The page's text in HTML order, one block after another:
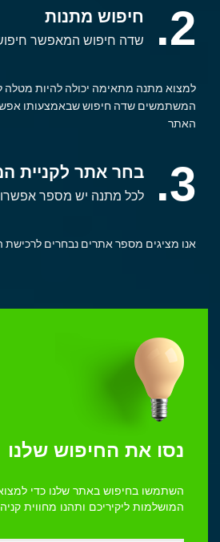
2. חיפוש מתנות
שדה חיפוש המאפשר
למצוא מתנה מתאימה יכולה להיות מטלה
המשתמשים שדה חיפוש שבאמצעותו
האתר
3. בחר אתר לקניית
לכל מתנה יש מספר
אנו מציגים מספר אתרים נבחרים
נסו את החיפוש שלנו
השתמשו בחיפוש באתר שלנו כדי
המושלמות ליקיריכם ותהנו מחווית